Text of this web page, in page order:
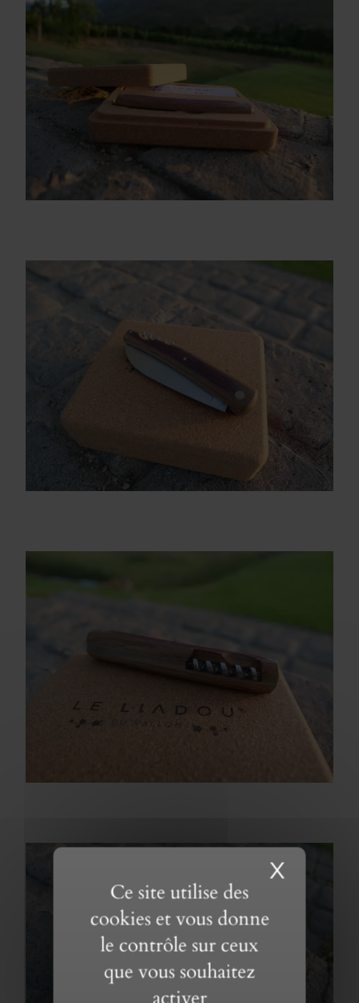
Ce site utilise des
cookies et vous donne
le contrôle sur ceux
que vous souhaitez
X